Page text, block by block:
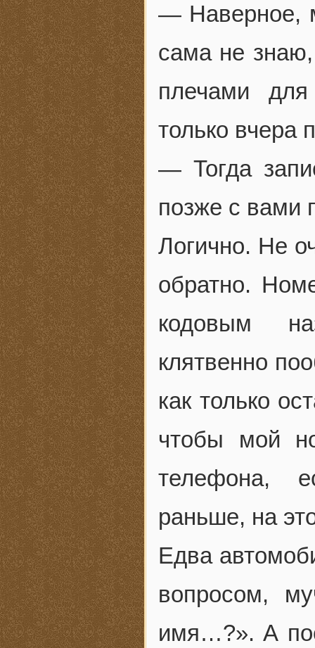
— Наверное,
сама не
плечами
только вчера
— Тогда
позже с вами
Логично. Не
обратно.
кодовым
клятвенно
как только
чтобы мой
телефона,
раньше, на
Едва
вопросом,
имя…?». А